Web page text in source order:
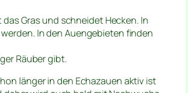
Gras und schneidet Hecken. In
In den Auengebieten finden
Räuber gibt.
länger in den Echazauen aktiv ist